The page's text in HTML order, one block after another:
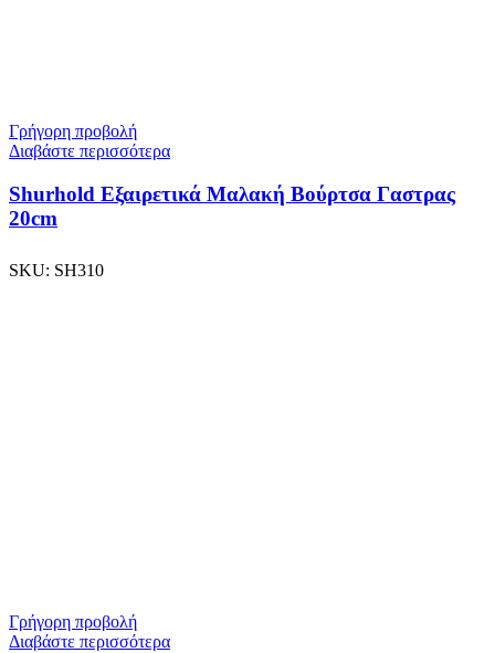
Γρήγορη προβολή
Διαβάστε περισσότερα
Shurhold Εξαιρετικά Μαλακή Βούρτσα Γαστρας
20cm
SKU: SH310
Γρήγορη προβολή
Διαβάστε περισσότερα